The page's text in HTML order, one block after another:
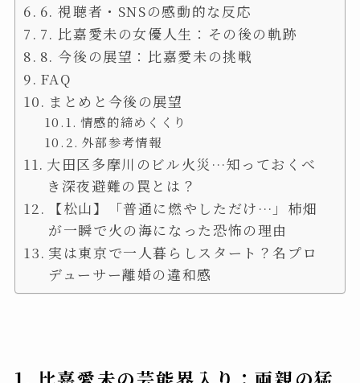
6. 視聴者・SNSの感動的な反応
7. 比嘉愛未の女優人生：その後の軌跡
8. 今後の展望：比嘉愛未の挑戦
FAQ
まとめと今後の展望
情感的締めくくり
外部参考情報
大田区多摩川のビル火災…知っておくべ
き深夜避難の罠とは？
【松山】「普通に燃やしただけ…」柿畑
が一瞬で火の海になった恐怖の理由
実は東京で一人暮らしスタート？名プロ
デューサー離婚の違和感